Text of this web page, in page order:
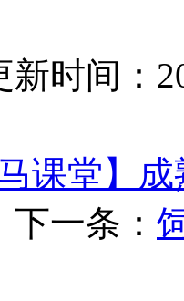
新时间：
马课堂】
下一条：